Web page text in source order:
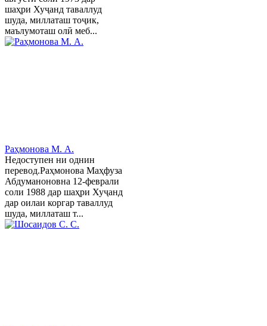
шаҳри Хуҷанд таваллуд
шуда, миллаташ тоҷик,
маълумоташ олӣ меб...
Раҳмонова М. А.
Недоступен ни однин
перевод.Раҳмонова Маҳфуза
Абдуманоновна 12-феврали
соли 1988 дар шаҳри Хуҷанд
дар оилаи коргар таваллуд
шуда, миллаташ т...